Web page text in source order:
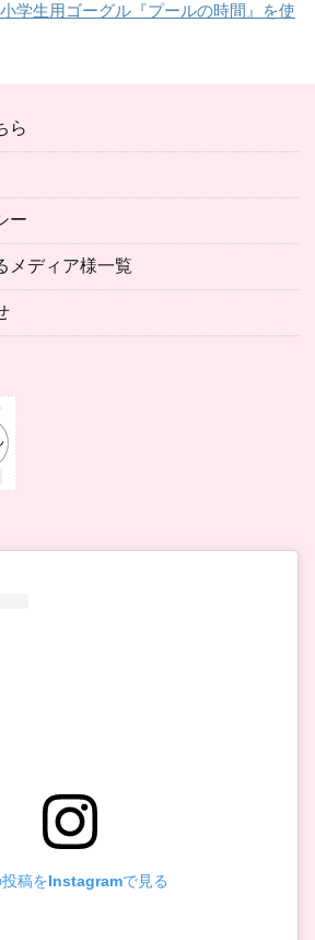
小学生用ゴーグル『プールの時間』を使
ら
ー
メディア様一覧
投稿をInstagramで見る